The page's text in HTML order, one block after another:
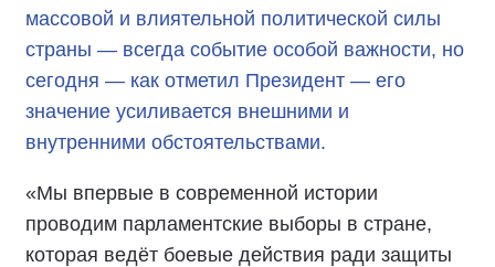
массовой и влиятельной политической силы
страны — всегда событие особой важности, но
сегодня — как отметил Президент — его
значение усиливается внешними и
внутренними обстоятельствами.
«Мы впервые в современной истории
проводим парламентские выборы в стране,
которая ведёт боевые действия ради защиты